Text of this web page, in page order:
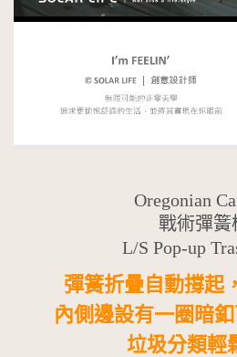
Oregonian
戰術彈簧
L/S Pop-up
彈簧折疊自動撐起
內側邊設有一圈暗
垃圾分類輕